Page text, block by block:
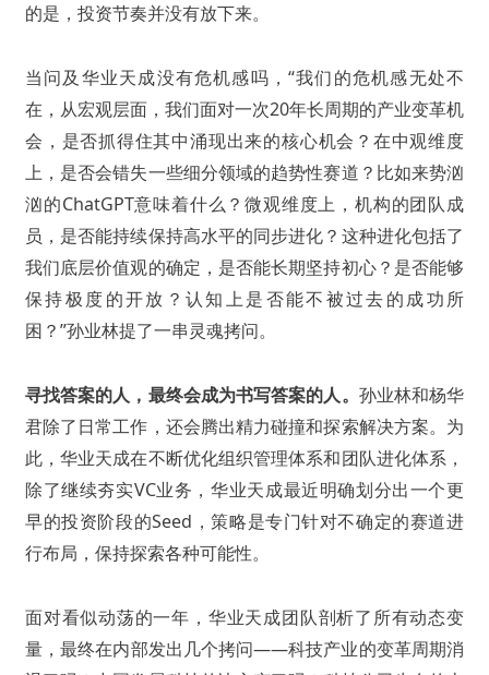
的是，投资节奏并没有放下来。
当问及华业天成没有危机感吗，“我们的危机感无处不
在，从宏观层面，我们面对一次20年长周期的产业变革机
会，是否抓得住其中涌现出来的核心机会？在中观维度
上，是否会错失一些细分领域的趋势性赛道？比如来势汹
汹的ChatGPT意味着什么？微观维度上，机构的团队成
员，是否能持续保持高水平的同步进化？这种进化包括了
我们底层价值观的确定，是否能长期坚持初心？是否能够
保持极度的开放？认知上是否能不被过去的成功所
困？”孙业林提了一串灵魂拷问。
寻找答案的人，最终会成为书写答案的人。 孙业林和杨华
君除了日常工作，还会腾出精力碰撞和探索解决方案。为
此，华业天成在不断优化组织管理体系和团队进化体系，
除了继续夯实VC业务，华业天成最近明确划分出一个更
早的投资阶段的Seed，策略是专门针对不确定的赛道进
行布局，保持探索各种可能性。
面对看似动荡的一年，华业天成团队剖析了所有动态变
量，最终在内部发出几个拷问——科技产业的变革周期消